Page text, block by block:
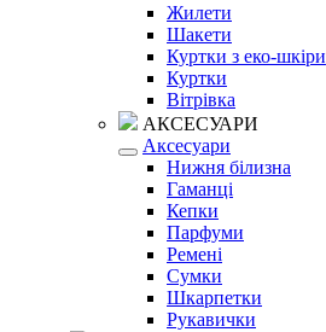
Жилети
Шакети
Куртки з еко-шкіри
Куртки
Вітрівка
АКСЕСУАРИ
Аксесуари
Нижня білизна
Гаманці
Кепки
Парфуми
Ремені
Сумки
Шкарпетки
Рукавички